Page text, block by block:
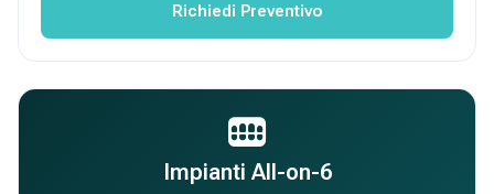
Richiedi Preventivo
Impianti All-on-6